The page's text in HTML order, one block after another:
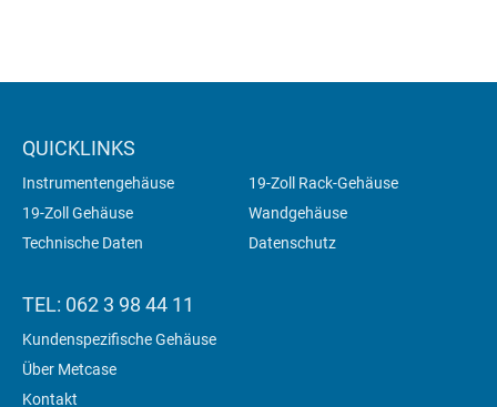
QUICKLINKS
Instrumentengehäuse
19-Zoll Rack-Gehäuse
19-Zoll Gehäuse
Wandgehäuse
Technische Daten
Datenschutz
TEL: 062 3 98 44 11
Kundenspezifische Gehäuse
Über Metcase
Kontakt